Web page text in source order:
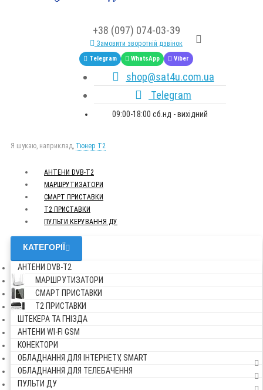
+38 (097) 074-03-39
Замовити зворотній дзвінок
Telegram WhatsApp Viber
shop@sat4u.com.ua
Telegram
09:00-18:00 сб.нд - вихідний
Я шукаю, наприклад, Тюнер T2
АНТЕНИ DVB-Т2
МАРШРУТИЗАТОРИ
СМАРТ ПРИСТАВКИ
Т2 ПРИСТАВКИ
ПУЛЬТИ КЕРУВАННЯ ДУ
КАТЕГОРІЇ
АНТЕНИ DVB-Т2
МАРШРУТИЗАТОРИ
СМАРТ ПРИСТАВКИ
Т2 ПРИСТАВКИ
ШТЕКЕРА ТА ГНІЗДА
АНТЕНИ WI-FI GSM
КОНЕКТОРИ
ОБЛАДНАННЯ ДЛЯ ІНТЕРНЕТУ, SMART
ОБЛАДНАННЯ ДЛЯ ТЕЛЕБАЧЕННЯ
ПУЛЬТИ ДУ